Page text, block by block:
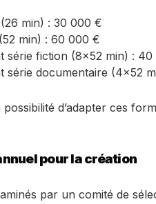
min) : 30 000 €
min) : 60 000 €
série fiction (8×52 min) :
série documentaire (4×52
d’adapter ces
pour la création
par un comité de